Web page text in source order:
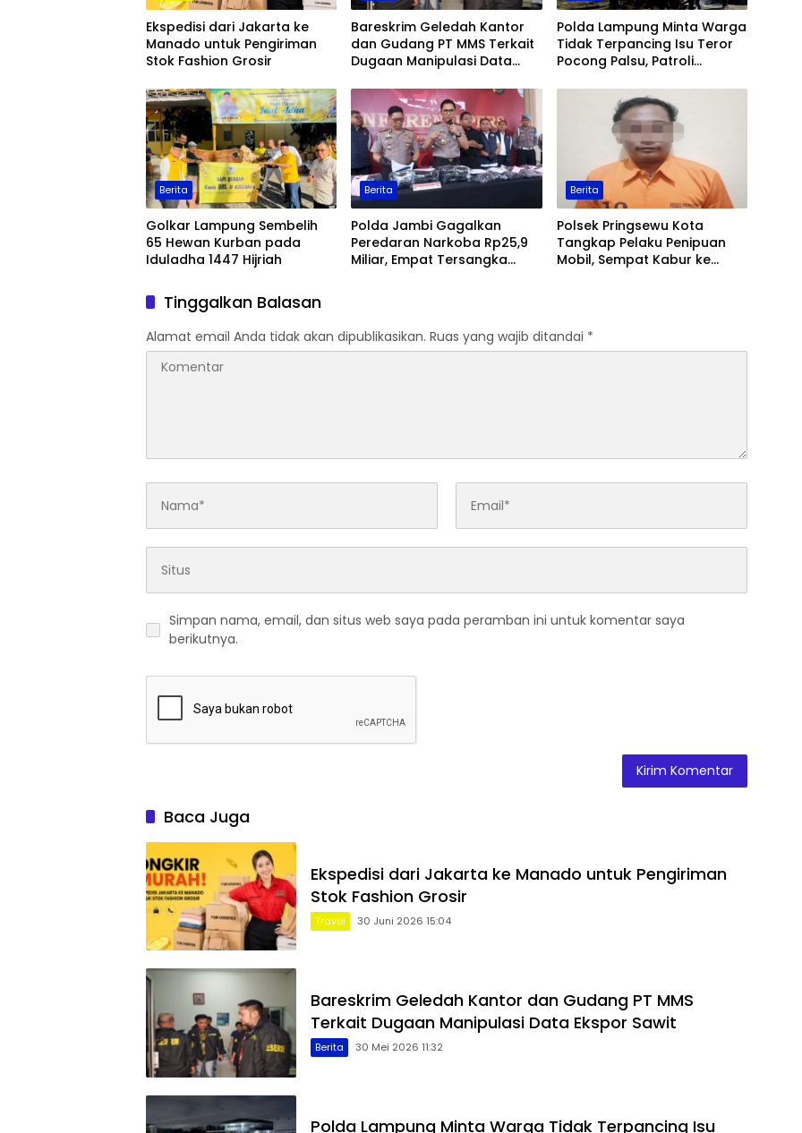
Ekspedisi dari Jakarta ke
Manado untuk Pengiriman
Stok Fashion Grosir
Bareskrim Geledah Kantor
dan Gudang PT MMS Terkait
Dugaan Manipulasi Data
Polda Lampung Minta Warga
Tidak Terpancing Isu Teror
Pocong Palsu, Patroli
Berita
Golkar Lampung Sembelih
65 Hewan Kurban pada
Iduladha 1447 Hijriah
Berita
Polda Jambi Gagalkan
Peredaran Narkoba Rp25,9
Miliar, Empat Tersangka
Berita
Polsek Pringsewu Kota
Tangkap Pelaku Penipuan
Mobil, Sempat Kabur ke
Tinggalkan Balasan
Alamat email Anda tidak akan dipublikasikan. Ruas yang wajib ditandai *
Simpan nama, email, dan situs web saya pada peramban ini untuk komentar saya
berikutnya.
Baca Juga
Ekspedisi dari Jakarta ke Manado untuk Pengiriman
Stok Fashion Grosir
Travel 30 Juni 2026 15:04
Bareskrim Geledah Kantor dan Gudang PT MMS
Terkait Dugaan Manipulasi Data Ekspor Sawit
Berita 30 Mei 2026 11:32
Polda Lampung Minta Warga Tidak Terpancing Isu